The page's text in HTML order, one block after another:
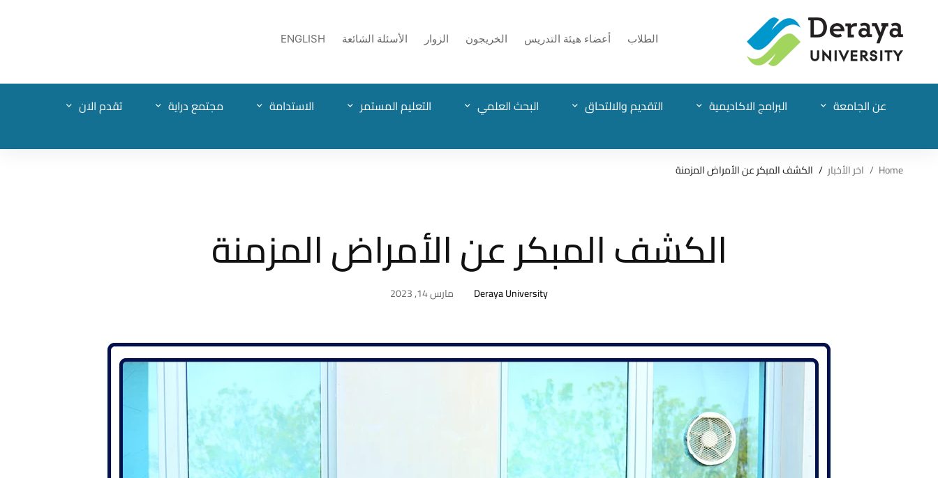
الطلاب أعضاء هيئة التدريس الخريجون الزوار الأسئلة الشائعة ENGLISH
عن الجامعة البرامج الاكاديمية التقديم والالتحاق البحث العلمي التعليم المستمر الاستدامة مجتمع دراية تقدم الان
Home اخر الأخبار الكشف المبكر عن الأمراض المزمنة
الكشف المبكر عن الأمراض المزمنة
Deraya University مارس 14, 2023